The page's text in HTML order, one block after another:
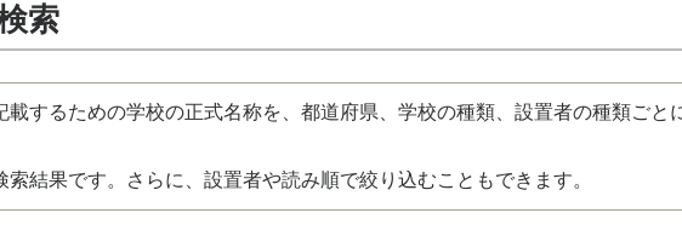
索
載するための学校の正式名称を、都道府県、学校の種類、設置者の種類ごと
索結果です。さらに、設置者や読み順で絞り込むこともできます。